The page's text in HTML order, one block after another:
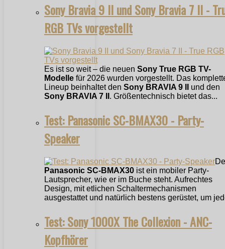
Sony Bravia 9 II und Sony Bravia 7 II -
RGB TVs vorgestellt
Es ist so weit – die neuen Sony True RGB TV-
Modelle für 2026 wurden vorgestellt. Das
Lineup beinhaltet den Sony BRAVIA 9 II
und den
Sony BRAVIA 7 II . Größentechnisch bietet das...
Test: Panasonic SC-BMAX30 - Party-
Speaker
Panasonic SC-BMAX30 ist ein mobiler Party-
Lautsprecher, wie er im Buche steht. Aufrechtes
Design, mit etlichen Schaltermechanismen
ausgestattet und natürlich bestens gerüstet, um
Test: Sony 1000X The Collexion - ANC-
Kopfhörer